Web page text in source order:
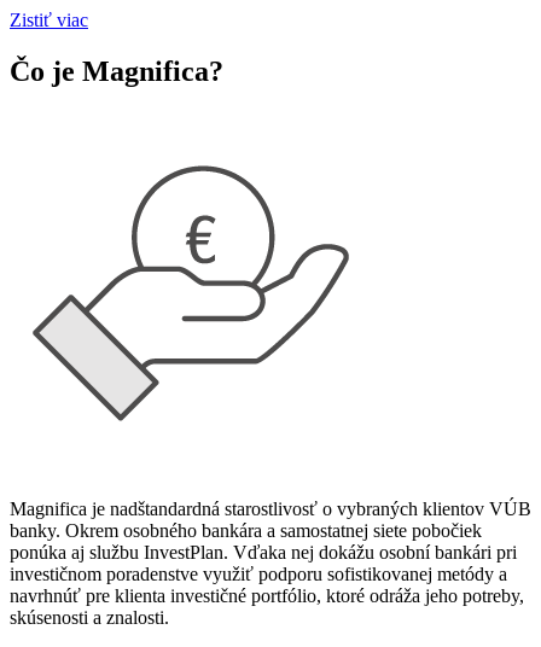
Zistiť viac
Čo je Magnifica?
Magnifica je nadštandardná starostlivosť o vybraných klientov VÚB
banky. Okrem osobného bankára a samostatnej siete pobočiek
ponúka aj službu InvestPlan. Vďaka nej dokážu osobní bankári pri
investičnom poradenstve využiť podporu sofistikovanej metódy a
navrhnúť pre klienta investičné portfólio, ktoré odráža jeho potreby,
skúsenosti a znalosti.